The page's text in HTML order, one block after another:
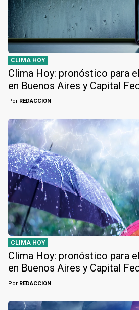
CLIMA HOY
Clima Hoy: pronóstico para
en Buenos Aires y Capital
Por REDACCION
CLIMA HOY
Clima Hoy: pronóstico para
en Buenos Aires y Capital
Por REDACCION